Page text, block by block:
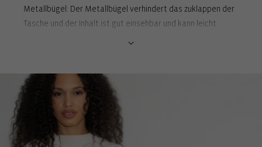
Metallbügel: Der Metallbügel verhindert das zuklappen der
Tasche und der Inhalt ist gut einsehbar und kann leicht
Ordnung und Übersicht innen
2 Steckfächer und 1 Reißverschlussfach außen: Ideal für Flasche
oder Schirm und einen schnellen Zugriff auf Geldbeutel oder